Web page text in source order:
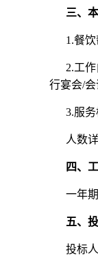
三、
1.餐
2.工
行宴会/
3.服
人数
四、
一年期
五、
投标